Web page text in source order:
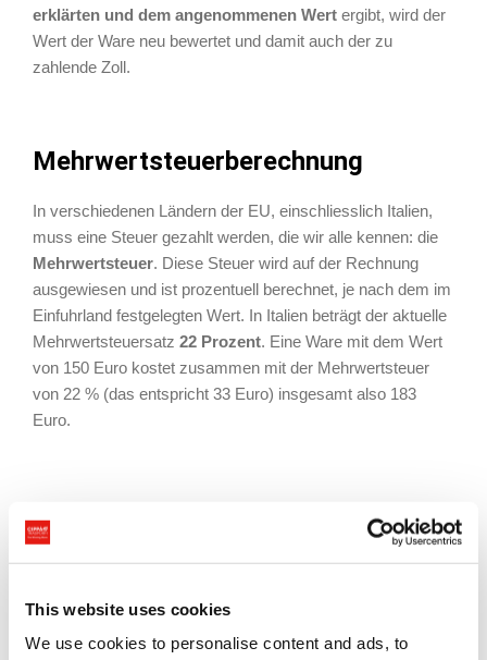
This website uses cookies
We use cookies to personalise content and ads, to
erklärten und dem angenommenen Wert ergibt, wird der
Wert der Ware neu bewertet und damit auch der zu
zahlende Zoll.
Mehrwertsteuerberechnung
In verschiedenen Ländern der EU, einschliesslich Italien,
muss eine Steuer gezahlt werden, die wir alle kennen: die
Mehrwertsteuer. Diese Steuer wird auf der Rechnung
ausgewiesen und ist prozentuell berechnet, je nach dem im
Einfuhrland festgelegten Wert. In Italien beträgt der aktuelle
Mehrwertsteuersatz 22 Prozent. Eine Ware mit dem Wert
von 150 Euro kostet zusammen mit der Mehrwertsteuer
von 22 % (das entspricht 33 Euro) insgesamt also 183
Euro.
Unterstützung beim Zoll
Da die Bestimmungen der geltenden Regelungen bezüglich
sowohl Unternehmen als auch Privatpersonen, die Waren
aus Nicht-EU-Ländern kaufen, erfahrenen